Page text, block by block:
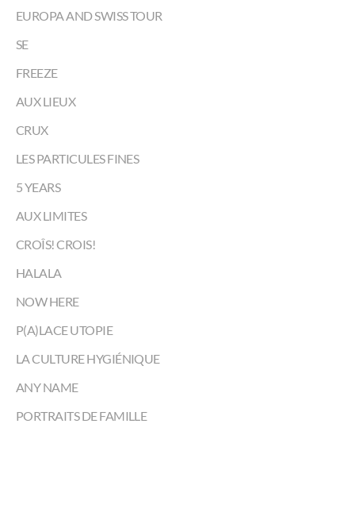
EUROPA AND SWISS TOUR
SE
FREEZE
AUX LIEUX
CRUX
LES PARTICULES FINES
5 YEARS
AUX LIMITES
CROÎS! CROIS!
HALALA
NOW HERE
P(A)LACE UTOPIE
LA CULTURE HYGIÉNIQUE
ANY NAME
PORTRAITS DE FAMILLE